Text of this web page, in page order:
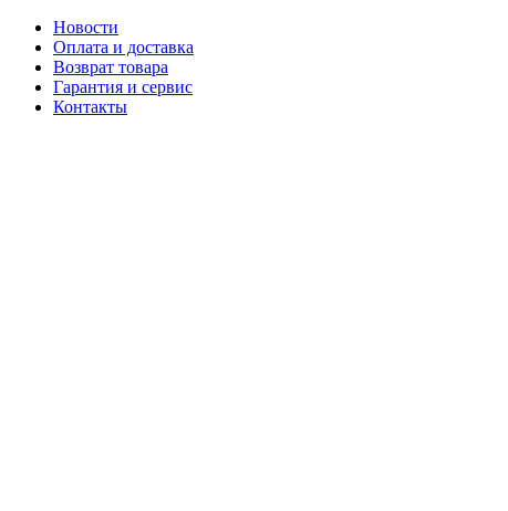
Новости
Оплата и доставка
Возврат товара
Гарантия и сервис
Контакты